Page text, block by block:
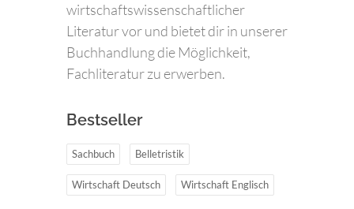
wirtschaftswissenschaftlicher
Literatur vor und bietet dir in unserer
Buchhandlung die Möglichkeit,
Fachliteratur zu erwerben.
Bestseller
Sachbuch Belletristik
Wirtschaft Deutsch Wirtschaft Englisch